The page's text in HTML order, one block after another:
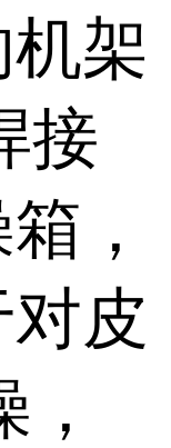
架
接
，
皮